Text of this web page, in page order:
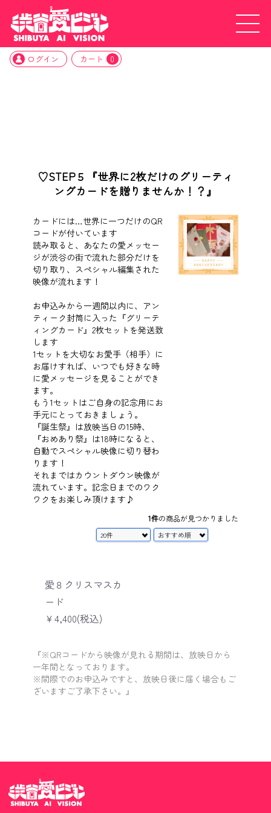
ログイン カート 0
♡STEP５『世界に2枚だけのグリーティ
ングカードを贈りませんか！？』
カードには…世界に一つだけのQR
コードが付いています
読み取ると、あなたの愛メッセー
ジが渋谷の街で流れた部分だけを
切り取り、スペシャル編集された
映像が流れます！
お申込みから一週間以内に、アン
ティーク封筒に入った『グリーテ
ィングカード』2枚セットを発送致
します
1セットを大切なお愛手（相手）に
お届けすれば、いつでも好きな時
に愛メッセージを見ることができ
ます。
もう1セットはご自身の記念用にお
手元にとっておきましょう。
『誕生祭』は放映当日の15時、
『おめあり祭』は18時になると、
自動でスペシャル映像に切り替わ
ります！
それまではカウントダウン映像が
流れています。記念日までのワク
ワクをお楽しみ頂けます♪
1件の商品が見つかりました
愛８クリスマスカ
ード
￥4,400(税込)
『※QRコードから映像が見れる期間は、放映日から
一年間となっております。
※間際でのお申込みですと、放映日後に届く場合もご
ざいますご了承下さい。』